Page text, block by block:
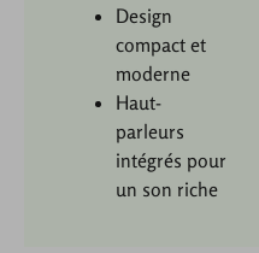
Design
compact et
moderne
Haut-
parleurs
intégrés pour
un son riche